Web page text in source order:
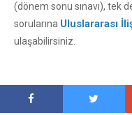
(dönem sonu sınavı), tek
sorularına Uluslararası
ulaşabilirsiniz.